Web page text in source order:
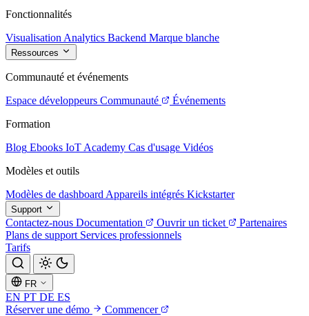
Fonctionnalités
Visualisation Analytics Backend Marque blanche
Ressources
Communauté et événements
Espace développeurs Communauté
Événements
Formation
Blog Ebooks IoT Academy Cas d'usage Vidéos
Modèles et outils
Modèles de dashboard Appareils intégrés Kickstarter
Support
Contactez-nous Documentation Ouvrir un ticket
Partenaires
Plans de support Services professionnels
Tarifs
FR
EN PT DE ES
Réserver une démo
Commencer